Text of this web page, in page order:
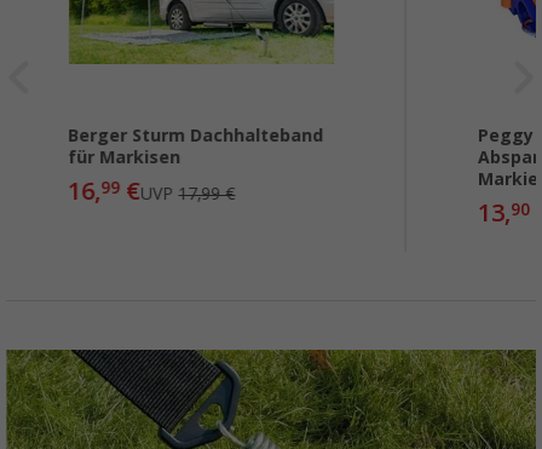
Berger Sturm Dachhalteband
für Markisen
16,99 €UVP17,99 €
Peggy
13,90